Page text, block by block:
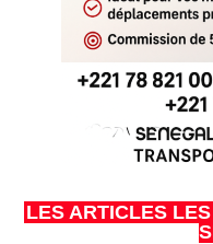
LES ARTICLES